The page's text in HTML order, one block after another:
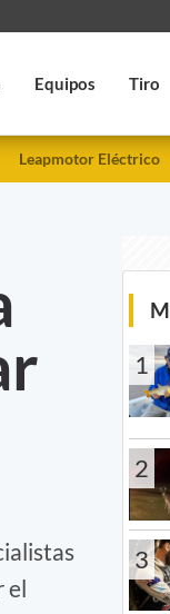
Equipos Tiro
Leapmotor Eléctrico
el
1
2
3